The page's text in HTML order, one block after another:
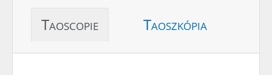
Taoscopie Taoszkópia